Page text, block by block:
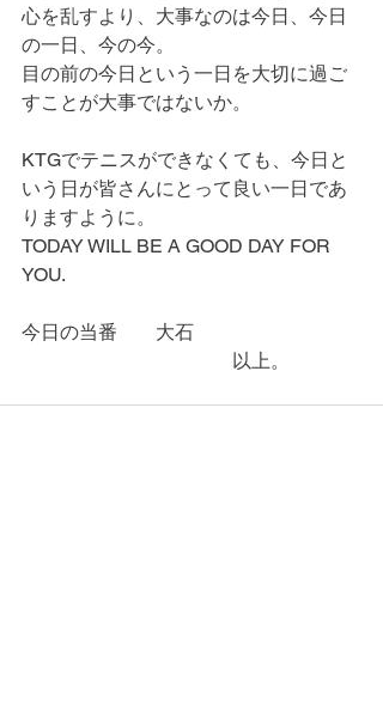
心を乱すより、大事なのは今日、今日
の一日、今の今。
目の前の今日という一日を大切に過ご
すことが大事ではないか。
KTGでテニスができなくても、今日と
いう日が皆さんにとって良い一日であ
りますように。
TODAY WILL BE A GOOD DAY FOR
YOU.
今日の当番　　大石
以上。